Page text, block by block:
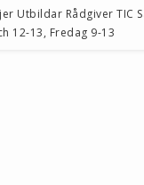
Utbildar Rådgiver
12-13, Fredag 9-13